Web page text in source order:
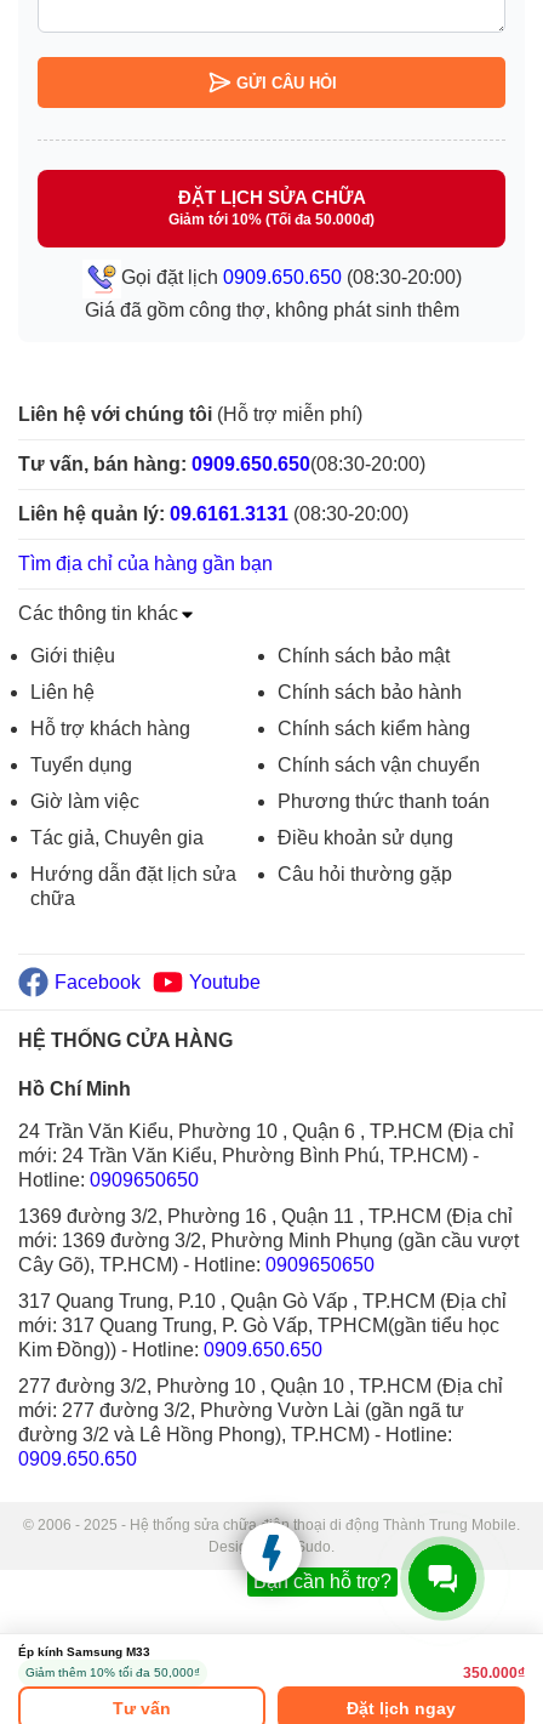
GỬI CÂU HỎI
ĐẶT LỊCH SỬA CHỮA
Giảm tới 10% (Tối đa 50.000đ)
Gọi đặt lịch 0909.650.650(08:30-20:00)
Giá đã gồm công thợ, không phát sinh thêm
Liên hệ với chúng tôi (Hỗ trợ miễn phí)
Tư vấn, bán hàng: 0909.650.650(08:30-20:00)
Liên hệ quản lý: 09.6161.3131 (08:30-20:00)
Tìm địa chỉ của hàng gần bạn
Các thông tin khác
Giới thiệu
Liên hệ
Hỗ trợ khách hàng
Tuyển dụng
Giờ làm việc
Tác giả, Chuyên gia
Hướng dẫn đặt lịch sửa
chữa
Chính sách bảo mật
Chính sách bảo hành
Chính sách kiểm hàng
Chính sách vận chuyển
Phương thức thanh toán
Điều khoản sử dụng
Câu hỏi thường gặp
Facebook Youtube
HỆ THỐNG CỬA HÀNG
Hồ Chí Minh
24 Trần Văn Kiểu, Phường 10 , Quận 6 , TP.HCM (Địa chỉ
mới: 24 Trần Văn Kiểu, Phường Bình Phú, TP.HCM) -
Hotline: 0909650650
1369 đường 3/2, Phường 16 , Quận 11 , TP.HCM (Địa chỉ
mới: 1369 đường 3/2, Phường Minh Phụng (gần cầu vượt
Cây Gõ), TP.HCM) - Hotline: 0909650650
317 Quang Trung, P.10 , Quận Gò Vấp , TP.HCM (Địa chỉ
mới: 317 Quang Trung, P. Gò Vấp, TPHCM(gần tiểu học
Kim Đồng)) - Hotline: 0909.650.650
277 đường 3/2, Phường 10 , Quận 10 , TP.HCM (Địa chỉ
mới: 277 đường 3/2, Phường Vườn Lài (gần ngã tư
đường 3/2 và Lê Hồng Phong), TP.HCM) - Hotline:
0909.650.650
© 2006 - 2025 - Hệ thống sửa chữa điện thoại di động Thành Trung Mobile.
Designed by Sudo.
Ép kính Samsung M33
Giảm thêm 10% tối đa 50,000₫
350.000₫
Tư vấn Đặt lịch ngay
Bạn cần hỗ trợ?